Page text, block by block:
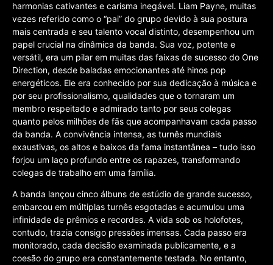
harmonias cativantes e carisma inegável. Liam Payne, muitas
vezes referido como o “pai” do grupo devido à sua postura
mais centrada e seu talento vocal distinto, desempenhou um
papel crucial na dinâmica da banda. Sua voz, potente e
versátil, era um pilar em muitas das faixas de sucesso do One
Direction, desde baladas emocionantes até hinos pop
energéticos. Ele era conhecido por sua dedicação à música e
por seu profissionalismo, qualidades que o tornaram um
membro respeitado e admirado tanto por seus colegas
quanto pelos milhões de fãs que acompanhavam cada passo
da banda. A convivência intensa, as turnês mundiais
exaustivas, os altos e baixos da fama instantânea – tudo isso
forjou um laço profundo entre os rapazes, transformando
colegas de trabalho em uma família.
A banda lançou cinco álbuns de estúdio de grande sucesso,
embarcou em múltiplas turnês esgotadas e acumulou uma
infinidade de prêmios e recordes. A vida sob os holofotes,
contudo, trazia consigo pressões imensas. Cada passo era
monitorado, cada decisão examinada publicamente, e a
coesão do grupo era constantemente testada. No entanto,